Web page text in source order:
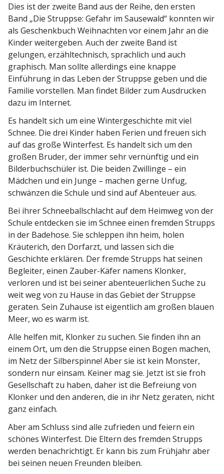
Dies ist der zweite Band aus der Reihe, den ersten
Band „Die Struppse: Gefahr im Sausewald“ konnten wir
als Geschenkbuch Weihnachten vor einem Jahr an die
Kinder weiter­geben. Auch der zweite Band ist
gelungen, erzähl­tech­nisch, sprachlich und auch
graphisch. Man sollte aller­dings eine knappe
Einführung in das Leben der Struppse geben und die
Familie vorstellen. Man findet Bilder zum Ausdrucken
dazu im Internet.
Es handelt sich um eine Winter­ge­schichte mit viel
Schnee. Die drei Kinder haben Ferien und freuen sich
auf das große Winterfest. Es handelt sich um den
großen Bruder, der immer sehr vernünftig und ein
Bilder­buch­schüler ist. Die beiden Zwillinge – ein
Mädchen und ein Junge – machen gerne Unfug,
schwänzen die Schule und sind auf Abenteuer aus.
Bei ihrer Schnee­ball­schlacht auf dem Heimweg von der
Schule entdecken sie im Schnee einen fremden Strupps
in der Badehose. Sie schleppen ihn heim, holen
Kräuterich, den Dorfarzt, und lassen sich die
Geschichte erklären. Der fremde Strupps hat seinen
Begleiter, einen Zauber-Käfer namens Klonker,
verloren und ist bei seiner abenteu­er­lichen Suche zu
weit weg von zu Hause in das Gebiet der Struppse
geraten. Sein Zuhause ist eigentlich am großen blauen
Meer, wo es warm ist.
Alle helfen mit, Klonker zu suchen. Sie finden ihn an
einem Ort, um den die Struppse einen Bogen machen,
im Netz der Silber­spinne! Aber sie ist kein Monster,
sondern nur einsam. Keiner mag sie. Jetzt ist sie froh
Gesell­schaft zu haben, daher ist die Befreiung von
Klonker und den anderen, die in ihr Netz geraten, nicht
ganz einfach.
Aber am Schluss sind alle zufrieden und feiern ein
schönes Winterfest. Die Eltern des fremden Strupps
werden benach­richtigt. Er kann bis zum Frühjahr aber
bei seinen neuen Freunden bleiben.